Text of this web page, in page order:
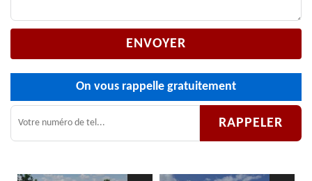
On vous rappelle gratuitement